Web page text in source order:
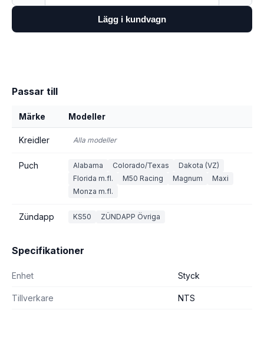
Lägg i kundvagn
Passar till
Märke Modeller
Kreidler Alla modeller
Puch Alabama Colorado/Texas
Dakota (VZ)
Florida m.fl.
M50 Racing Magnum
Maxi
Monza m.fl.
Zündapp KS50 ZÜNDAPP Övriga
Specifikationer
Enhet Styck
Tillverkare NTS